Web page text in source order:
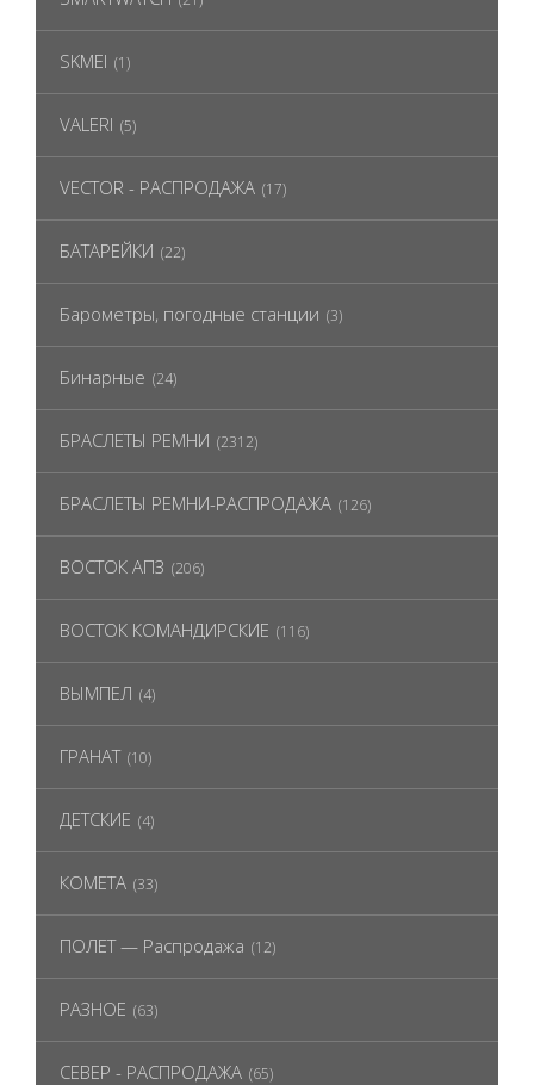
SKMEI (1)
VALERI (5)
VECTOR - РАСПРОДАЖА (17)
БАТАРЕЙКИ (22)
Барометры, погодные станции (3)
Бинарные (24)
БРАСЛЕТЫ РЕМНИ (2312)
БРАСЛЕТЫ РЕМНИ-РАСПРОДАЖА (126)
ВОСТОК АПЗ (206)
ВОСТОК КОМАНДИРСКИЕ (116)
ВЫМПЕЛ (4)
ГРАНАТ (10)
ДЕТСКИЕ (4)
КОМЕТА (33)
ПОЛЕТ — Распродажа (12)
РАЗНОЕ (63)
СЕВЕР - РАСПРОДАЖА (65)